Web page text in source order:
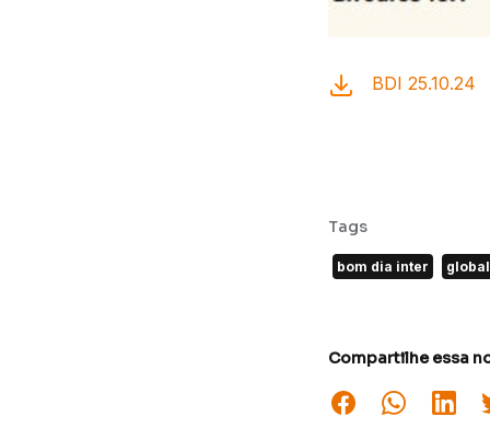
BDI 25.10.24
Tags
bom dia inter
Compartilhe essa